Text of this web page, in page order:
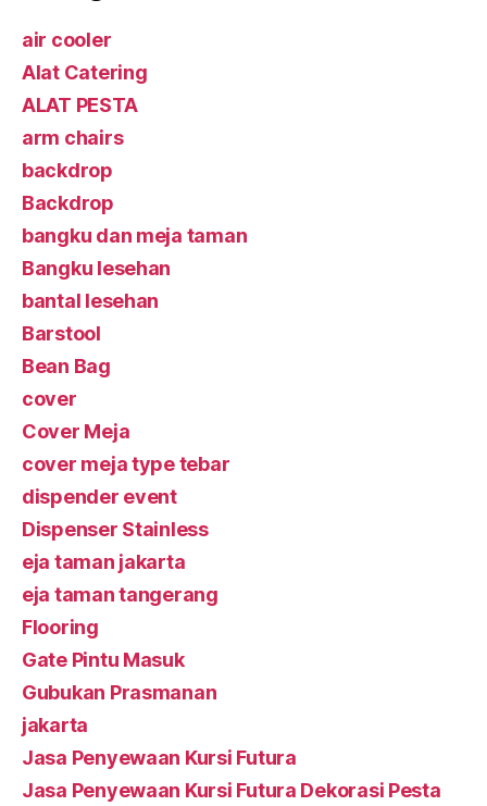
air cooler
Alat Catering
ALAT PESTA
arm chairs
backdrop
Backdrop
bangku dan meja taman
Bangku lesehan
bantal lesehan
Barstool
Bean Bag
cover
Cover Meja
cover meja type tebar
dispender event
Dispenser Stainless
eja taman jakarta
eja taman tangerang
Flooring
Gate Pintu Masuk
Gubukan Prasmanan
jakarta
Jasa Penyewaan Kursi Futura
Jasa Penyewaan Kursi Futura Dekorasi Pesta